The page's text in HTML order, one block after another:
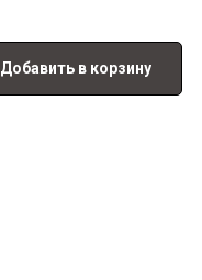
Добавить в корзину